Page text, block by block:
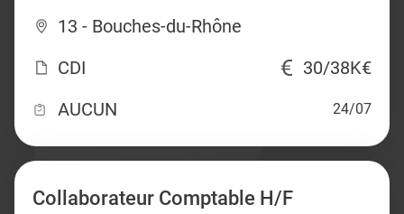
13 - Bouches-du-Rhône
CDI
30/38K€
AUCUN
24/07
Collaborateur Comptable H/F